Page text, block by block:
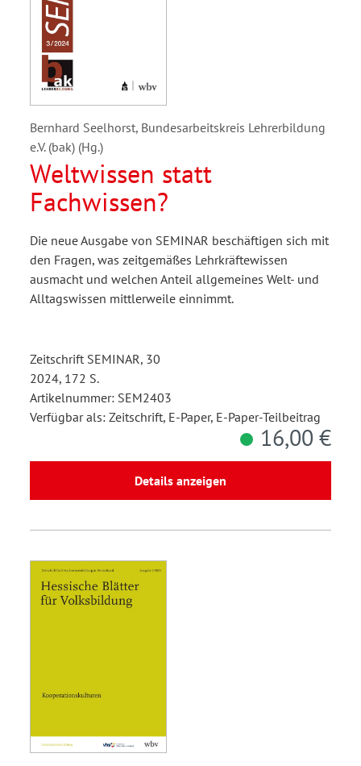
Bernhard Seelhorst, Bundesarbeitskreis Lehrerbildung
e.V. (bak) (Hg.)
Weltwissen statt
Fachwissen?
Die neue Ausgabe von SEMINAR beschäftigen sich mit
den Fragen, was zeitgemäßes Lehrkräftewissen
ausmacht und welchen Anteil allgemeines Welt- und
Alltagswissen mittlerweile einnimmt.
Zeitschrift SEMINAR, 30
2024, 172 S.
Artikelnummer: SEM2403
Verfügbar als: Zeitschrift, E-Paper, E-Paper-Teilbeitrag
16,00 €
Details anzeigen